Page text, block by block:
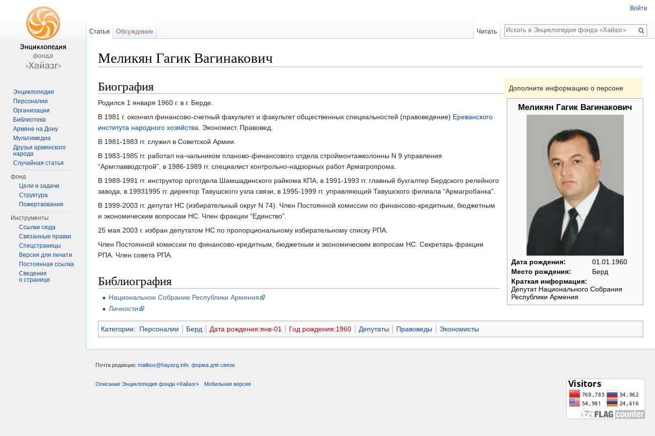
Меликян Гагик Вагинакович
Дополните информацию о персоне
Меликян Гагик Вагинакович
Дата рождения:
01.01.1960
Место рождения:
Берд
Краткая информация:
Депутат Национального Собрания
Республики Армения
Биография
Родился 1 января 1960 г. в г. Берде.
В 1981 г. окончил финансово-счетный факультет и факультет общественных специальностей (правоведение) Ереванского
института народного хозяйства . Экономист. Правовед.
В 1981-1983 гг. служил в Советской Армии.
В 1983-1985 гг. работал на-чальником планово-финансового отдела строймонтажколонны N 9 управления
“Армглавводстрой”, в 1986-1989 гг. специалист контрольно-надзорных работ Армагропрома.
В 1989-1991 гг. инструктор орготдела Шамшадинского райкома КПА, в 1991-1993 гг. главный бухгалтер Бердского релейного
завода, в 19931995 гг. директор Тавушского узла связи, в 1995-1999 гг. управляющий Тавушского филиала “Армагробанка”.
В 1999-2003 гг. депутат НС (избирательный округ N 74). Член Постоянной комиссии по финансово-кредитным, бюджетным
и экономическим вопросам НС. Член фракции “Единство”.
25 мая 2003 г. избран депутатом НС по пропорциональному избирательному списку РПА.
Член Постоянной комиссии по финансово-кредитным, бюджетным и экономическим вопросам НС. Секретарь фракции
РПА. Член совета РПА.
Библиография
Национальное Собрание Республики Армения
Личности
Категории: Персоналии Берд Дата рождения:янв-01 Год рождения:1960 Депутаты Правоведы Экономисты
Войти
Статья Обсуждение Читать
Поиск
Энциклопедия
Персоналии
Организации
Библиотека
Армяне на Дону
Мультимедиа
Друзья армянского
народа
Случайная статья
фонд
Цели и задачи
Структура
Пожертвования
Инструменты
Ссылки сюда
Связанные правки
Спецстраницы
Версия для печати
Постоянная ссылка
Сведения
о странице
Почта редакции: mailbox@hayazg.info форма для связи
Описание Энциклопедия фонда «Хайазг» Мобильная версия